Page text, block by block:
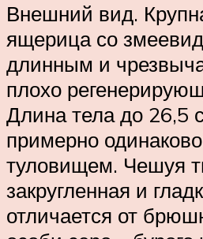
Внешний вид.
ящерица со
длинным и
плохо
Длина тела до 26,5
примерно
туловищем. Чешуя
закругленная и
отличается от